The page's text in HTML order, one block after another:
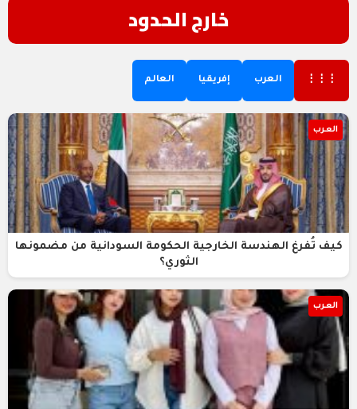
خارج الحدود
⋮⋮⋮ العرب إفريقيا العالم
العرب
كيف تُفرغ الهندسة الخارجية الحكومة السودانية من مضمونها
الثوري؟
العرب